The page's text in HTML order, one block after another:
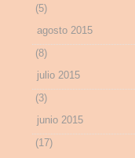
(5)
agosto 2015
(8)
julio 2015
(3)
junio 2015
(17)